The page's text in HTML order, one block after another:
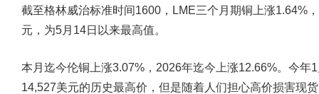
截至格林威治标准时间1600，LME三个月期铜上涨1.64%
元，为5月14日以来最高值。
本月迄今伦铜上涨3.07%，2026年迄今上涨12.66%。今年
14,527美元的历史最高价，但是随着人们担心高价损害现